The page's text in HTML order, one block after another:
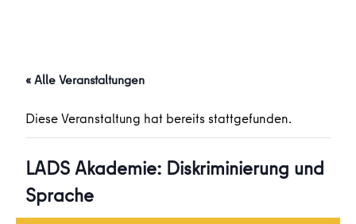
« Alle Veranstaltungen
Diese Veranstaltung hat bereits stattgefunden.
LADS Akademie: Diskriminierung und
Sprache